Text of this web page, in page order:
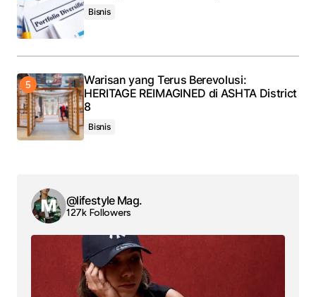
Bisnis
Warisan yang Terus Berevolusi:
HERITAGE REIMAGINED di ASHTA District
8
Bisnis
@lifestyle Mag.
127k Followers